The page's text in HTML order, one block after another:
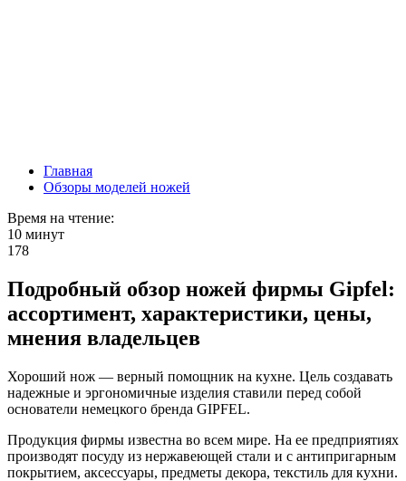
Главная
Обзоры моделей ножей
Время на чтение:
10 минут
178
Подробный обзор ножей фирмы Gipfel:
ассортимент, характеристики, цены,
мнения владельцев
Хороший нож — верный помощник на кухне. Цель создавать
надежные и эргономичные изделия ставили перед собой
основатели немецкого бренда GIPFEL.
Продукция фирмы известна во всем мире. На ее предприятиях
производят посуду из нержавеющей стали и с антипригарным
покрытием, аксессуары, предметы декора, текстиль для кухни.